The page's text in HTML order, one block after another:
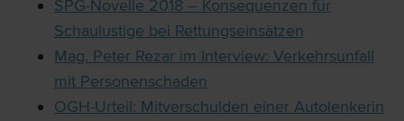
SPG-Novelle 2018 – Konsequenzen für
Schaulustige bei Rettungseinsätzen
Mag. Peter Rezar im Interview: Verkehrsunfall
mit Personenschaden
OGH-Urteil: Mitverschulden einer Autolenkerin